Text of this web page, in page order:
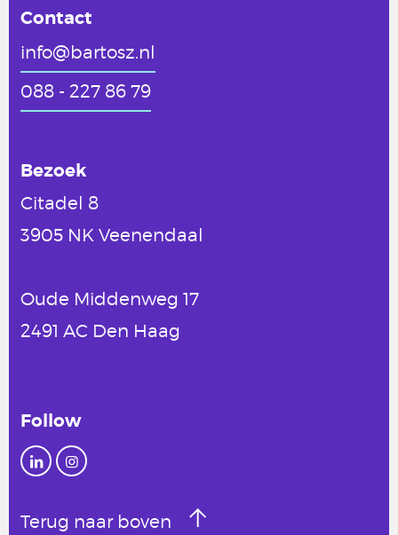
Contact
info@bartosz.nl
088 - 227 86 79
Bezoek
Citadel 8
3905 NK Veenendaal
Oude Middenweg 17
2491 AC Den Haag
Follow
Terug naar boven